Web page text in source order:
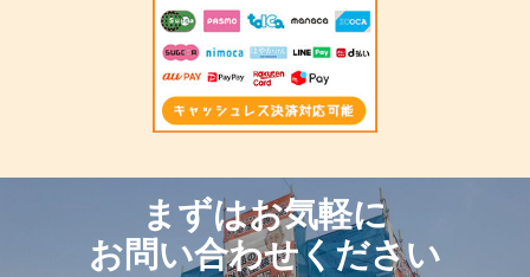
まずはお気軽に
お問い合わせください